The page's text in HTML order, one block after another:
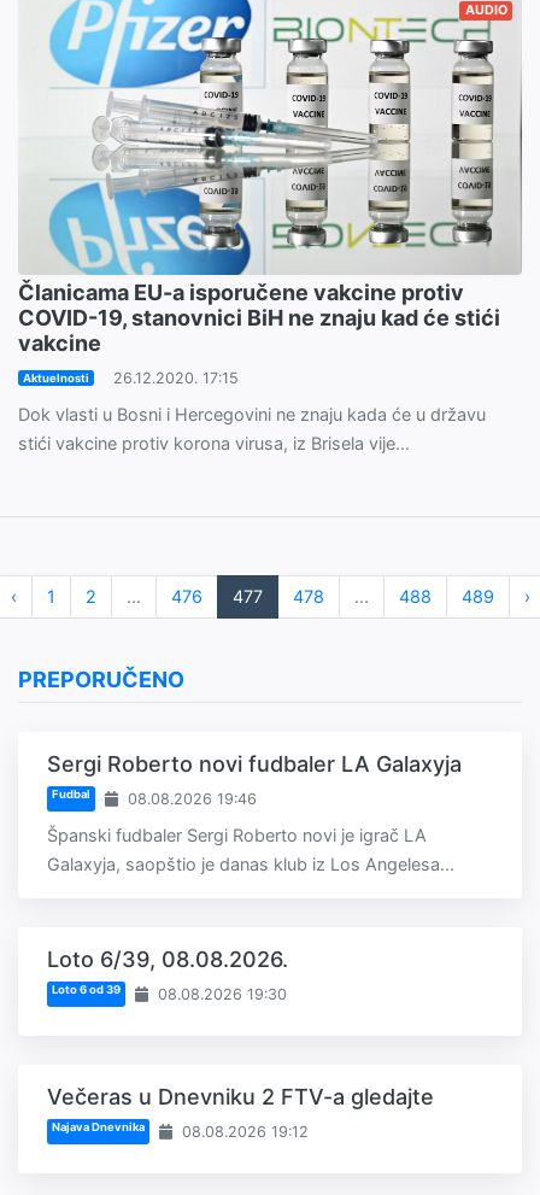
AUDIO
Članicama EU-a isporučene vakcine protiv
COVID-19, stanovnici BiH ne znaju kad će stići
vakcine
Aktuelnosti 26.12.2020. 17:15
Dok vlasti u Bosni i Hercegovini ne znaju kada će u državu
stići vakcine protiv korona virusa, iz Brisela vije...
‹ 1 2 ... 476 477 478 ... 488 489 ›
PREPORUČENO
Sergi Roberto novi fudbaler LA Galaxyja
Fudbal 08.08.2026 19:46
Španski fudbaler Sergi Roberto novi je igrač LA
Galaxyja, saopštio je danas klub iz Los Angelesa...
Loto 6/39, 08.08.2026.
Loto 6 od 39 08.08.2026 19:30
Večeras u Dnevniku 2 FTV-a gledajte
Najava Dnevnika 08.08.2026 19:12